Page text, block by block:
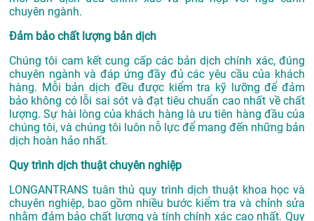
chuyên ngành.
Đảm bảo chất lượng bản dịch
Chúng tôi cam kết cung cấp các bản dịch chính xác, đúng
chuyên ngành và đáp ứng đầy đủ các yêu cầu của khách
hàng. Mỗi bản dịch đều được kiểm tra kỹ lưỡng để đảm
bảo không có lỗi sai sót và đạt tiêu chuẩn cao nhất về chất
lượng. Sự hài lòng của khách hàng là ưu tiên hàng đầu của
chúng tôi, và chúng tôi luôn nỗ lực để mang đến những bản
dịch hoàn hảo nhất.
Quy trình dịch thuật chuyên nghiệp
LONGANTRANS tuân thủ quy trình dịch thuật khoa học và
chuyên nghiệp, bao gồm nhiều bước kiểm tra và chỉnh sửa
nhằm đảm bảo chất lượng và tính chính xác cao nhất. Quy